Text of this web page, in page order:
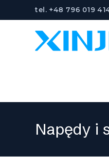
tel. +48 796 019
Napędy i